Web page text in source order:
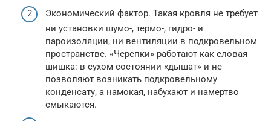
Экономический фактор. Такая кровля не требует
ни установки шумо-, термо-, гидро- и
пароизоляции, ни вентиляции в подкровельном
пространстве. «Черепки» работают как еловая
шишка: в сухом состоянии «дышат» и не
позволяют возникать подкровельному
конденсату, а намокая, набухают и намертво
смыкаются.